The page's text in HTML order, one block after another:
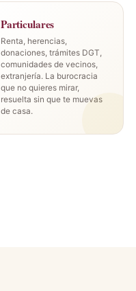
Particulares
Renta, herencias,
donaciones, trámites DGT,
comunidades de vecinos,
extranjería. La burocracia
que no quieres mirar,
resuelta sin que te muevas
de casa.